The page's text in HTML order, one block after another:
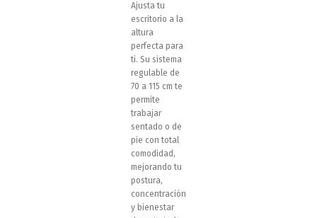
Ajusta tu
escritorio a la
altura
perfecta para
ti. Su sistema
regulable de
70 a 115 cm te
permite
trabajar
sentado o de
pie con total
comodidad,
mejorando tu
postura,
concentración
y bienestar